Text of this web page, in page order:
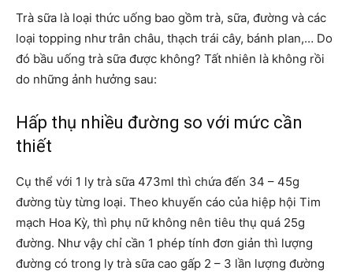
Trà sữa là loại thức uống bao gồm trà, sữa, đường và các
loại topping như trân châu, thạch trái cây, bánh plan,… Do
đó bầu uống trà sữa được không? Tất nhiên là không rồi
do những ảnh hưởng sau:
Hấp thụ nhiều đường so với mức cần
thiết
Cụ thể với 1 ly trà sữa 473ml thì chứa đến 34 – 45g
đường tùy từng loại. Theo khuyến cáo của hiệp hội Tim
mạch Hoa Kỳ, thì phụ nữ không nên tiêu thụ quá 25g
đường. Như vậy chỉ cần 1 phép tính đơn giản thì lượng
đường có trong ly trà sữa cao gấp 2 – 3 lần lượng đường